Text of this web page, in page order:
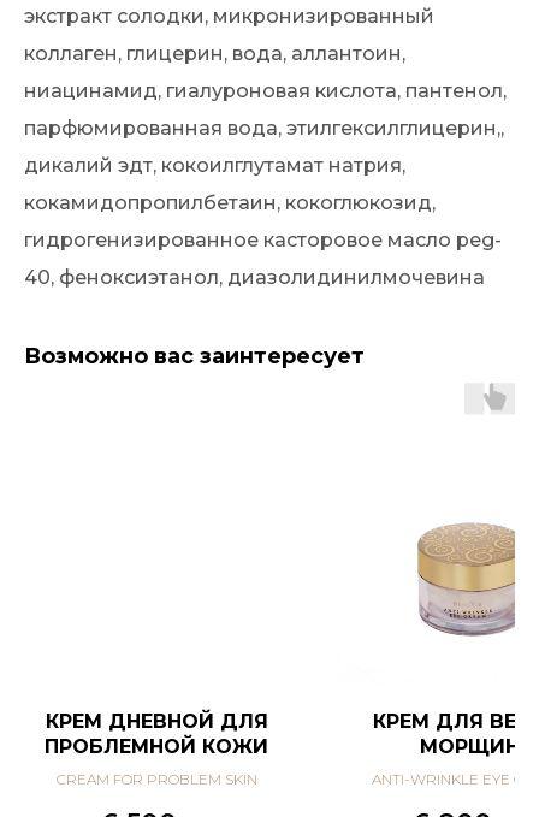
экстракт солодки, микронизированный
коллаген, глицерин, вода, аллантоин,
ниацинамид, гиалуроновая кислота, пантенол,
парфюмированная вода, этилгексилглицерин,,
дикалий эдт, кокоилглутамат натрия,
кокамидопропилбетаин, кокоглюкозид,
гидрогенизированное касторовое масло peg-
40, феноксиэтанол, диазолидинилмочевина
Возможно вас заинтересует
КРЕМ ДНЕВНОЙ ДЛЯ
ПРОБЛЕМНОЙ КОЖИ
CREAM FOR PROBLEM SKIN
КРЕМ ДЛЯ ВЕК
МОРЩИН
ANTI-WRINKLE EYE